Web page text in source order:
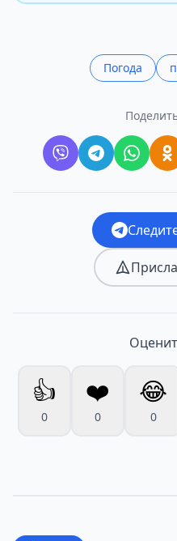
Погода
👍
0
❤️
0
😂
0